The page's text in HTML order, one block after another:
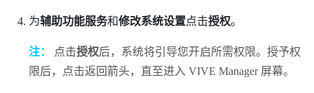
为辅助功能服务和修改系统设置点击授权。
注： 点击授权后，系统将引导您开启所需权限。授予权
限后，点击返回箭头，直至进入 VIVE Manager屏幕。